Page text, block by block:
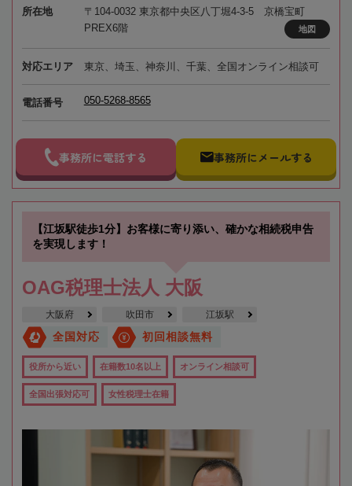
所在地
〒104-0032 東京都中央区八丁堀4-3-5 京橋宝町
PREX6階
地図
対応エリア 東京、埼玉、神奈川、千葉、全国オンライン相談可
電話番号 050-5268-8565
事務所に電話する 事務所にメールする
【江坂駅徒歩1分】お客様に寄り添い、確かな相続税申告
を実現します！
OAG税理士法人 大阪
大阪府 吹田市 江坂駅
全国対応 初回相談無料
役所から近い 在籍数10名以上 オンライン相談可
全国出張対応可 女性税理士在籍